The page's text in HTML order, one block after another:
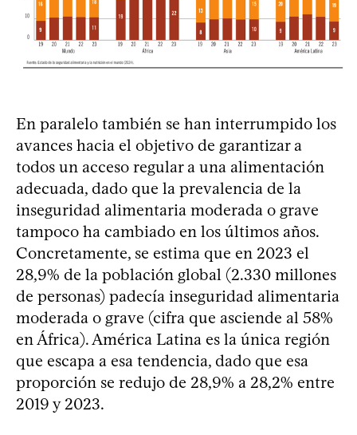
En paralelo también se han interrumpido los
avances hacia el objetivo de garantizar a
todos un acceso regular a una alimentación
adecuada, dado que la prevalencia de la
inseguridad alimentaria moderada o grave
tampoco ha cambiado en los últimos años.
Concretamente, se estima que en 2023 el
28,9% de la población global (2.330 millones
de personas) padecía inseguridad alimentaria
moderada o grave (cifra que asciende al 58%
en África). América Latina es la única región
que escapa a esa tendencia, dado que esa
proporción se redujo de 28,9% a 28,2% entre
2019 y 2023.